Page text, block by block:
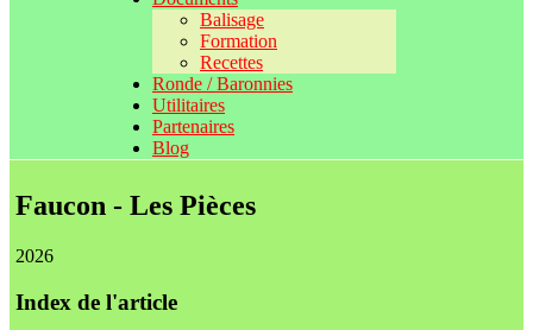
Balisage
Formation
Recettes
Ronde / Baronnies
Utilitaires
Partenaires
Blog
Faucon - Les Pièces
2026
Index de l'article